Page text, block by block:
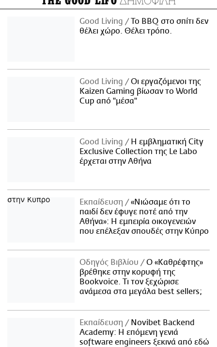
Good Living
Το BBQ στο σπίτι δεν
θέλει χώρο. Θέλει τρόπο.
Good Living
Οι εργαζόμενοι της
Kaizen Gaming βίωσαν το World
Cup από "μέσα"
Good Living
Η εμβληματική City
Exclusive Collection της Le Labo
έρχεται στην Αθήνα
Εκπαίδευση
«Νιώσαμε ότι το
παιδί δεν έφυγε ποτέ από την
Αθήνα»: Η εμπειρία οικογενειών
που επέλεξαν σπουδές στην Κύπρο
Οδηγός Βιβλίου
Ο «Καθρέφτης»
βρέθηκε στην κορυφή της
Bookvoice. Τι τον ξεχώρισε
ανάμεσα στα μεγάλα best sellers;
Εκπαίδευση
Novibet Backend
Academy: Η επόμενη γενιά
software engineers ξεκινά από εδώ